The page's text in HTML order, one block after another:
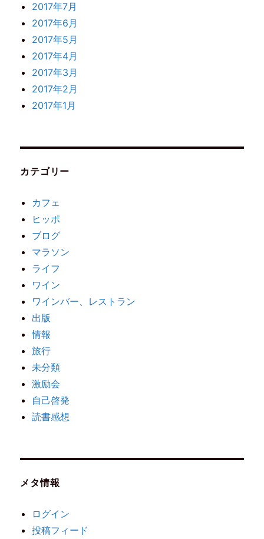
2017年7月
2017年6月
2017年5月
2017年4月
2017年3月
2017年2月
2017年1月
カテゴリー
カフェ
ヒッポ
ブログ
マラソン
ライフ
ワイン
ワインバー、レストラン
出版
情報
旅行
未分類
激励会
自己啓発
読書感想
メタ情報
ログイン
投稿フィード